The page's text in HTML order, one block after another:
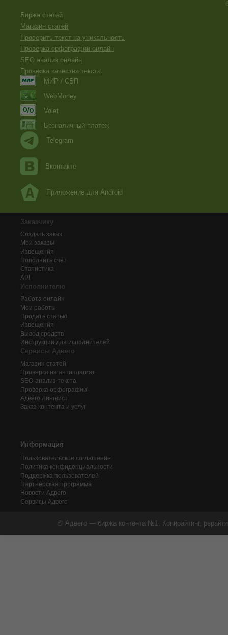
Биржа статей
Магазин статей
Проверить текст на уникальность
Проверка орфографии онлайн
SEO анализ онлайн
Проверка качества текста
МИР / СБП
WebMoney
Volet
Безналичный платеж
Telegram
Вконтакте
Приложение для Android
Заказчику
Создать заказ
Мои заказы
Извещения
Пополнить счёт
Статистика
API
Исполнителю
Работа онлайн
Мои работы
Продать статью
Извещения
Вывод средств
Инструкции для исполнителей
Сервисы Адвего
Магазин статей
Проверка на антиплагиат
SEO-анализ текста
Проверка орфографии
Адвего Лингвист
Заказ контента и услуг
Информация
Пользовательское соглашение
Политика конфиденциальности
Поддержка пользователей
Партнерская программа
Новости Адвего
Сервисы Адвего
© Адвего — биржа контента №1. Копирайтинг,